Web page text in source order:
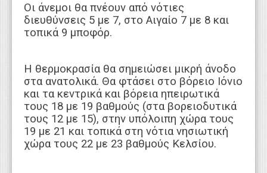
Οι άνεμοι θα πνέουν από νότιες
διευθύνσεις 5 με 7, στο Αιγαίο 7 με 8 και
τοπικά 9 μποφόρ.
Η θερμοκρασία θα σημειώσει μικρή άνοδο
στα ανατολικά. Θα φτάσει στο βόρειο Ιόνιο
και τα κεντρικά και βόρεια ηπειρωτικά
τους 18 με 19 βαθμούς (στα βορειοδυτικά
τους 12 με 15), στην υπόλοιπη χώρα τους
19 με 21 και τοπικά στη νότια νησιωτική
χώρα τους 22 με 23 βαθμούς Κελσίου.